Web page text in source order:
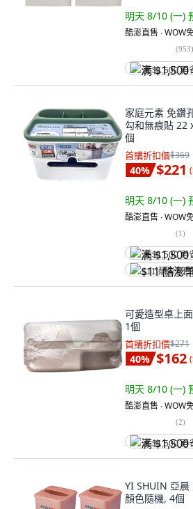
明天 8/10 (一)
酷澎直售 ∙ WOW
(953)
满 $1,500 再
家庭元素 免鑽
勾和無痕貼 22
個
首購折扣價$369
40% $221 (
明天 8/10 (一)
酷澎直售 ∙ WOW
(1)
满 $1,500 再
$11 酷澎幣
可愛造型桌上
1個
首購折扣價$271
40% $162 (
明天 8/10 (一)
酷澎直售 ∙ WOW
(2)
满 $1,500 再
YI SHUIN 亞晨
顏色隨機, 4個